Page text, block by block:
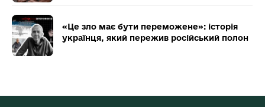
«Це зло має бути переможене»: історія
українця, який пережив російський полон